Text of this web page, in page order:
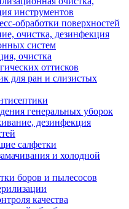
инструментов
обработки поверхностей
очистка, дезинфекция
систем
очистка
оттисков
для ран и слизистых
генеральных уборок
дезинфекция
салфетки
и холодной
боров и пылесосов
качества